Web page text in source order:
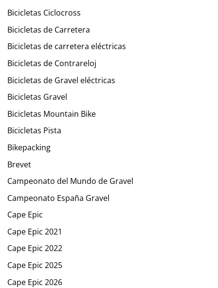
Bicicletas Ciclocross
Bicicletas de Carretera
Bicicletas de carretera eléctricas
Bicicletas de Contrareloj
Bicicletas de Gravel eléctricas
Bicicletas Gravel
Bicicletas Mountain Bike
Bicicletas Pista
Bikepacking
Brevet
Campeonato del Mundo de Gravel
Campeonato España Gravel
Cape Epic
Cape Epic 2021
Cape Epic 2022
Cape Epic 2025
Cape Epic 2026